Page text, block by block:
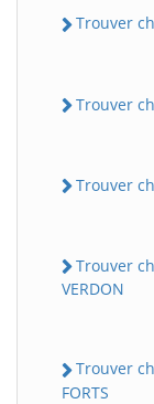
Trouver
Trouver
Trouver
Trouver
VERDON
Trouver
FORTS